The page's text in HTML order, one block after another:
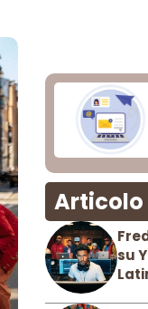
Articolo
su